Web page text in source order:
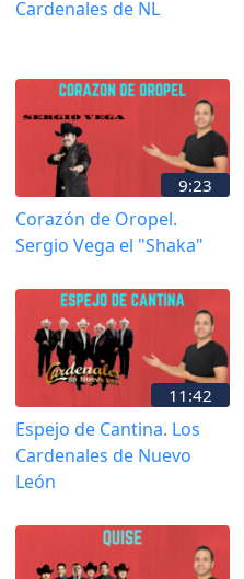
Cardenales de NL
9:23
Corazón de Oropel.
Sergio Vega el "Shaka"
11:42
Espejo de Cantina. Los
Cardenales de Nuevo
León